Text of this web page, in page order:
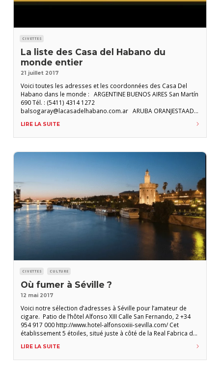
CIVETTES
La liste des Casa del Habano du
monde entier
21 juillet 2017
Voici toutes les adresses et les coordonnées des Casa Del
Habano dans le monde : ARGENTINE BUENOS AIRES San Martín
690 Tél. : (5411) 4314 1272
balsogaray@lacasadelhabano.com.ar ARUBA ORANJESTAAD
583 8509 cigarorders@littleholland.com AUSTRALIE
MELBOURNE Ground Floor Grand Hyatt Melbourne 123 Collins
LIRE LA SUITE
CIVETTES CULTURE
Où fumer à Séville ?
12 mai 2017
Voici notre sélection d’adresses à Séville pour l’amateur de
cigare. Patio de l’hôtel Alfonso XIII Calle San Fernando, 2 +34
954 917 000 http://www.hotel-alfonsoxiii-sevilla.com/ Cet
établissement 5 étoiles, situé juste à côté de la Real Fabrica de
considéré comme le plus beau palace du sud de l’Espagne.
Son patio dans le plus
LIRE LA SUITE